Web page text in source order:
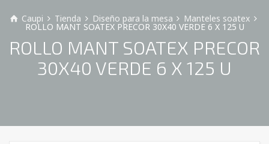
Caupi Tienda Diseño para la mesa Manteles soatex
ROLLO MANT SOATEX PRECOR 30X40 VERDE 6 X 125 U
ROLLO MANT SOATEX PRECOR
30X40 VERDE 6 X 125 U